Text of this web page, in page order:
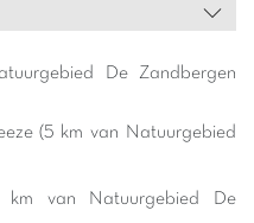
onthult. Of u nu van lange
De Zandbergen zal u
rust. Een verblijf op onze
toegang tot deze
een vakantie waar avontuur
De Zandbergen
(5 km van Natuurgebied
km van Natuurgebied De